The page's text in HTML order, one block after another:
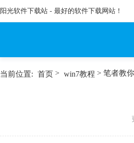
阳光软件下载站 - 最好的软件下载网站！
当前位置: 首页 > win7教程 > 笔者教